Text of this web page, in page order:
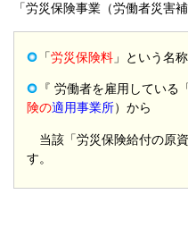
「労災保険事業（労働者災害
「労災保険料 」という名称
『 労働者を雇用している
険の適用事業所）から
当該「労災保険給付の原
す。